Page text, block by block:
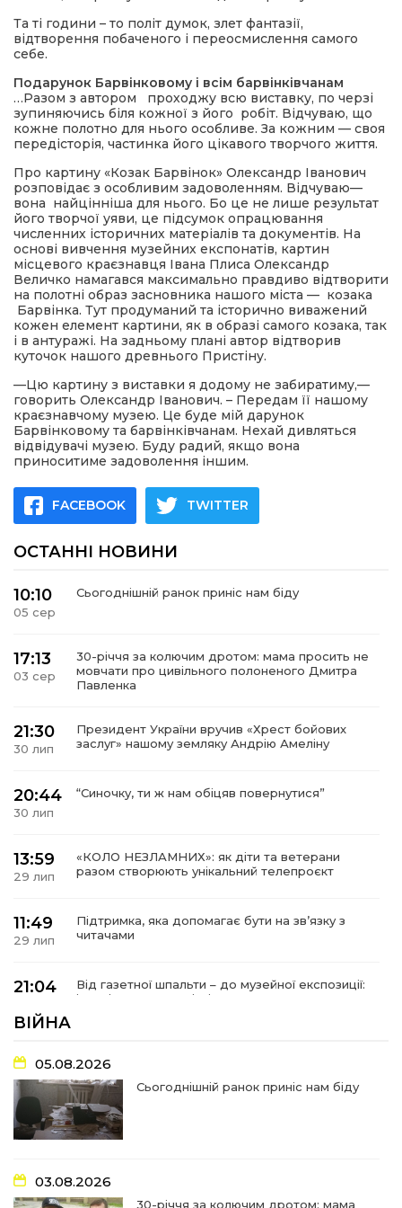
Та ті години – то політ думок, злет фантазії,
відтворення побаченого і переосмислення самого
себе.
Подарунок Барвінковому і всім барвінківчанам
…Разом з автором проходжу всю виставку, по черзі
зупиняючись біля кожної з його робіт. Відчуваю, що
кожне полотно для нього особливе. За кожним — своя
передісторія, частинка його цікавого творчого життя.
Про картину «Козак Барвінок» Олександр Іванович
розповідає з особливим задоволенням. Відчуваю—
вона найцінніша для нього. Бо це не лише результат
його творчої уяви, це підсумок опрацювання
численних історичних матеріалів та документів. На
основі вивчення музейних експонатів, картин
місцевого краєзнавця Івана Плиса Олександр
Величко намагався максимально правдиво відтворити
на полотні образ засновника нашого міста — козака
Барвінка. Тут продуманий та історично виважений
кожен елемент картини, як в образі самого козака, так
і в антуражі. На задньому плані автор відтворив
куточок нашого древнього Пристіну.
—Цю картину з виставки я додому не забиратиму,—
говорить Олександр Іванович. – Передам її нашому
краєзнавчому музею. Це буде мій дарунок
Барвінковому та барвінківчанам. Нехай дивляться
відвідувачі музею. Буду радий, якщо вона
приноситиме задоволення іншим.
FACEBOOK TWITTER
ОСТАННІ НОВИНИ
10:10
05 сер
Сьогоднішній ранок приніс нам біду
17:13
03 сер
30-річчя за колючим дротом: мама просить не
мовчати про цивільного полоненого Дмитра
Павленка
21:30
30 лип
Президент України вручив «Хрест бойових
заслуг» нашому земляку Андрію Амеліну
20:44
30 лип
“Синочку, ти ж нам обіцяв повернутися”
13:59
29 лип
«КОЛО НЕЗЛАМНИХ»: як діти та ветерани
разом створюють унікальний телепроєкт
11:49
29 лип
Підтримка, яка допомагає бути на зв’язку з
читачами
21:04
Від газетної шпальти – до музейної експозиції:
історії Героїв Барвінківщини стали частиною
17:18
27 лип
У Барвінківській громаді вшанували людей
найгуманнішої професії
16:29
22 лип
Медики Барвінківської громади
вдосконалюють професійні навички
15:09
22 лип
У Пригожому з дітьми та їх батьками
працювали фахівці благодійного фонду
ВІЙНА
05.08.2026
Сьогоднішній ранок приніс нам біду
03.08.2026
30-річчя за колючим дротом: мама